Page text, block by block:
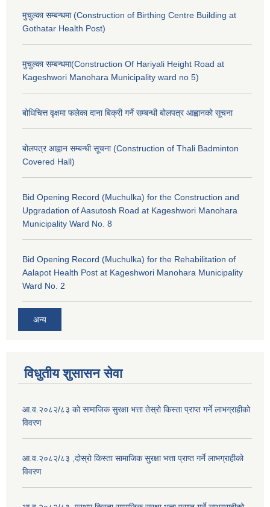
मुचुल्का सम्बन्धमा (Construction of Birthing Centre Building at
Gothatar Health Post)
मुचुल्का सम्बन्धमा(Construction Of Hariyali Height Road at
Kageshwori Manohara Municipality ward no 5)
बोधिचित्त वृक्षमा फलेका दाना बिक्री गर्ने सम्बन्धी बोलपत्र आह्वानको सूचना
बोलपत्र आह्वान सम्बन्धी सूचना (Construction of Thali Badminton
Covered Hall)
Bid Opening Record (Muchulka) for the Construction and
Upgradation of Aasutosh Road at Kageshwori Manohara
Municipality Ward No. 8
Bid Opening Record (Muchulka) for the Rehabilitation of
Aalapot Health Post at Kageshwori Manohara Municipality
Ward No. 2
अन्य
विधुतीय शुसासन सेवा
आ.व.२०८२/८३ को सामाजिक सुरक्षा भत्ता तेस्रो किस्ता प्राप्त गर्ने लाभग्राहीको
विवरण
आ.व.२०८२/८३ ,दोस्रो किस्ता सामाजिक सुरक्षा भत्ता प्राप्त गर्ने लाभग्राहीको
विवरण